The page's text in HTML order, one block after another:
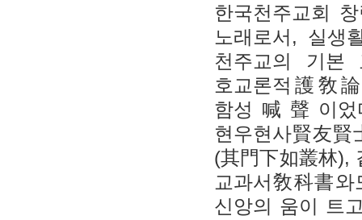
한국천주교회
노래로서 , 실생
천주교의 기본
호교론적 護敎
함성 喊聲 이었
현우현사賢友賢
(其門下如叢林),
교과서 敎科書와
신앙의 움이 트